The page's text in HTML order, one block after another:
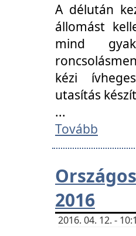
A délután
állomást
mind
kézi
utasítás
...
Tovább
2016
2016. 04. 12. -